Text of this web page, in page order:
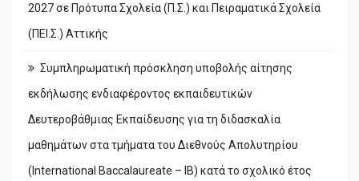
2027 σε Πρότυπα Σχολεία (Π.Σ.) και Πειραματικά Σχολεία
(ΠΕΙ.Σ.) Αττικής
Συμπληρωματική πρόσκληση υποβολής αίτησης
εκδήλωσης ενδιαφέροντος εκπαιδευτικών
Δευτεροβάθμιας Εκπαίδευσης για τη διδασκαλία
μαθημάτων στα τμήματα του Διεθνούς Απολυτηρίου
(International Baccalaureate – IB) κατά το σχολικό έτος